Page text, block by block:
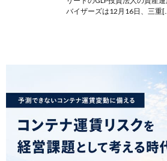
バイザーズは12月16日、三重